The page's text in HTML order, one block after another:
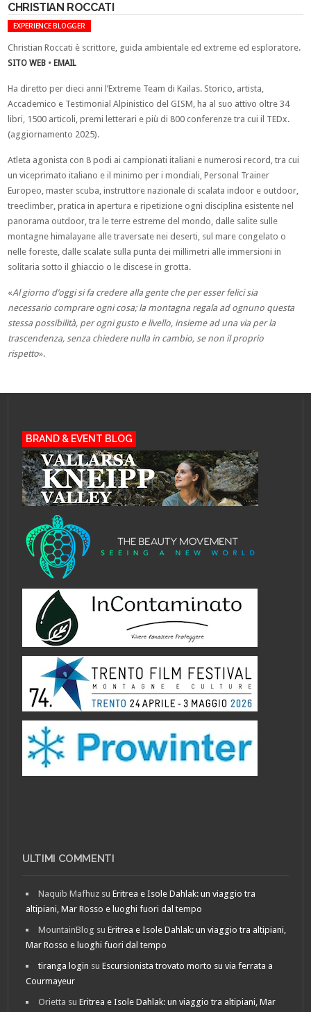
CHRISTIAN ROCCATI
EXPERIENCE BLOGGER
Christian Roccati è scrittore, guida ambientale ed extreme ed esploratore.
SITO WEB • EMAIL
Ha diretto per dieci anni l’Extreme Team di Kailas. Storico, artista,
Accademico e Testimonial Alpinistico del GISM, ha al suo attivo oltre 34
libri, 1500 articoli, premi letterari e più di 800 conferenze tra cui il TEDx.
(aggiornamento 2025).
Atleta agonista con 8 podi ai campionati italiani e numerosi record, tra cui
un viceprimato italiano e il minimo per i mondiali, Personal Trainer
Europeo, master scuba, instruttore nazionale di scalata indoor e outdoor,
treeclimber, pratica in apertura e ripetizione ogni disciplina esistente nel
panorama outdoor, tra le terre estreme del mondo, dalle salite sulle
montagne himalayane alle traversate nei deserti, sul mare congelato o
nelle foreste, dalle scalate sulla punta dei millimetri alle immersioni in
solitaria sotto il ghiaccio o le discese in grotta.
«Al giorno d’oggi si fa credere alla gente che per esser felici sia
necessario comprare ogni cosa; la montagna regala ad ognuno questa
stessa possibilità, per ogni gusto e livello, insieme ad una via per la
trascendenza, senza chiedere nulla in cambio, se non il proprio
rispetto».
BRAND & EVENT BLOG
ULTIMI COMMENTI
Naquib Mafhuz suEritrea e Isole Dahlak: un viaggio tra
altipiani, Mar Rosso e luoghi fuori dal tempo
MountainBlog suEritrea e Isole Dahlak: un viaggio tra altipiani,
Mar Rosso e luoghi fuori dal tempo
tiranga login suEscursionista trovato morto su via ferrata a
Courmayeur
Orietta suEritrea e Isole Dahlak: un viaggio tra altipiani, Mar